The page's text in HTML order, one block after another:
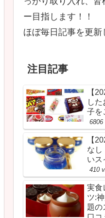
ー目指します！！
ほぼ毎日記事を更新
注目記事
【
し
子を
6806
【
なし
いス
410
実食
ツ:
題の